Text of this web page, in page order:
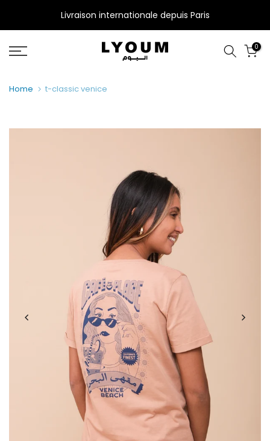
Livraison internationale depuis Paris
0
Home t-classic venice